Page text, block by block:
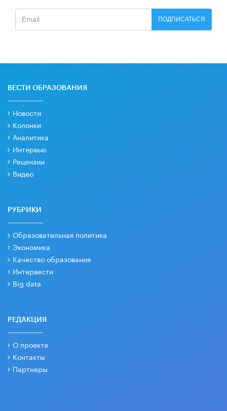
ПОДПИСАТЬСЯ
ВЕСТИ ОБРАЗОВАНИЯ
Новости
Колонки
Аналитика
Интервью
Рецензии
Видео
РУБРИКИ
Образовательная политика
Экономика
Качество образования
Интервести
Big data
РЕДАКЦИЯ
О проекте
Контакты
Партнеры